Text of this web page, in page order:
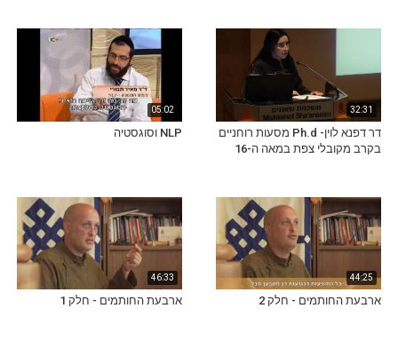
32:31
דר דפנא לוין- Ph.d מסעות רוחניים
בקרב מקובלי צפת במאה ה-16
05:02
NLP וסוגסטיה
44:25
ארבעת החותמים - חלק 2
46:33
ארבעת החותמים - חלק 1